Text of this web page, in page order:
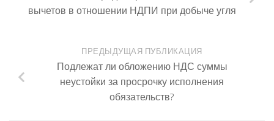
вычетов в отношении НДПИ при добыче угля
ПРЕДЫДУЩАЯ ПУБЛИКАЦИЯ
Подлежат ли обложению НДС суммы
неустойки за просрочку исполнения
обязательств?